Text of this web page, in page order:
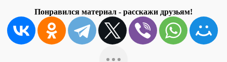
Понравился материал - расскажи друзьям!